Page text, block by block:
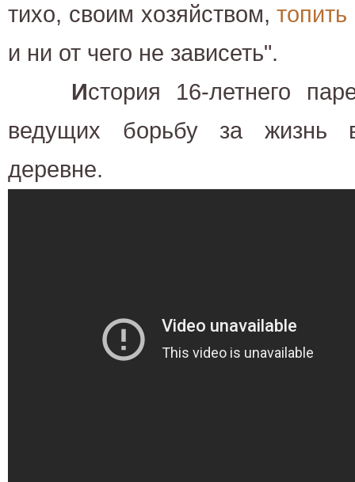
тихо, своим хозяйством,
и ни от чего не зависеть".
История 16-летнего
ведущих борьбу за жизнь
деревне.